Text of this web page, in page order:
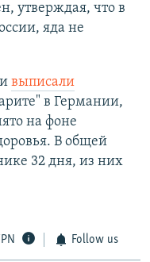
утверждая, что в
яда не
выписали
в Германии,
на фоне
В общей
32 дня, из них
Follow us